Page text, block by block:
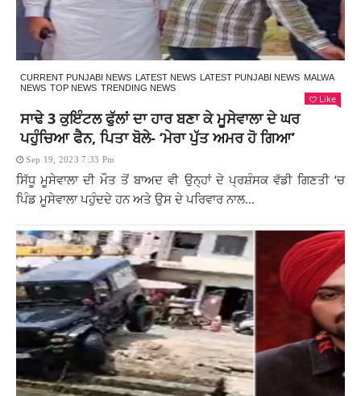
CURRENT PUNJABI NEWS LATEST NEWS LATEST PUNJABI NEWS MALWA
NEWS TOP NEWS TRENDING NEWS
Like
ਸਾਢੇ 3 ਕੁਇੰਟਲ ਫੁੱਲਾਂ ਦਾ ਹਾਰ ਬਣਾ ਕੇ ਮੂਸੇਵਾਲਾ ਦੇ ਘਰ
ਪਹੁੰਚਿਆ ਫੈਨ, ਪਿਤਾ ਬੋਲੇ- ‘ਮੇਰਾ ਪੁੱਤ ਅਮਰ ਹੋ ਗਿਆ’
Sep 19, 2023 7:33 Pm
ਸਿੱਧੂ ਮੂਸੇਵਾਲਾ ਦੀ ਮੌਤ ਤੋਂ ਬਾਅਦ ਵੀ ਉਨ੍ਹਾਂ ਦੇ ਪ੍ਰਸ਼ੰਸਕ ਵੱਡੀ ਗਿਣਤੀ ‘ਚ
ਪਿੰਡ ਮੂਸੇਵਾਲਾ ਪਹੁੰਦਦੇ ਹਨ ਅਤੇ ਉਸ ਦੇ ਪਰਿਵਾਰ ਨਾਲ...